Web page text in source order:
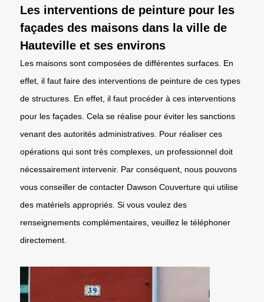
Les interventions de peinture pour les
façades des maisons dans la ville de
Hauteville et ses environs
Les maisons sont composées de différentes surfaces. En
effet, il faut faire des interventions de peinture de ces types
de structures. En effet, il faut procéder à ces interventions
pour les façades. Cela se réalise pour éviter les sanctions
venant des autorités administratives. Pour réaliser ces
opérations qui sont très complexes, un professionnel doit
nécessairement intervenir. Par conséquent, nous pouvons
vous conseiller de contacter Dawson Couverture qui utilise
des matériels appropriés. Si vous voulez des
renseignements complémentaires, veuillez le téléphoner
directement.